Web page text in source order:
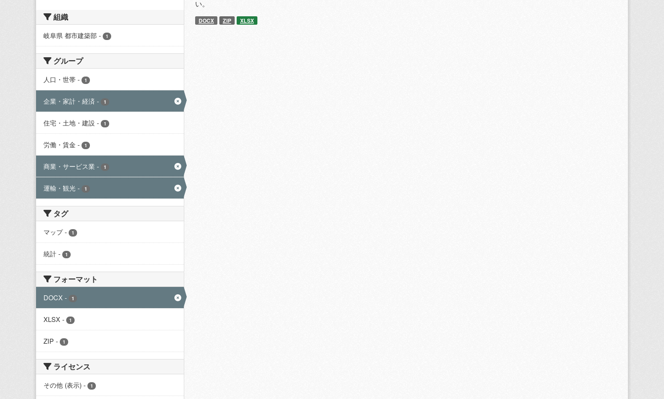
組織
岐阜県 都市建築部 - 1
グループ
人口・世帯 - 1
企業・家計・経済 - 1
住宅・土地・建設 - 1
労働・賃金 - 1
商業・サービス業 - 1
運輸・観光 - 1
タグ
マップ - 1
統計 - 1
フォーマット
DOCX - 1
XLSX - 1
ZIP - 1
ライセンス
その他 (表示) - 1
い。
DOCX ZIP XLSX